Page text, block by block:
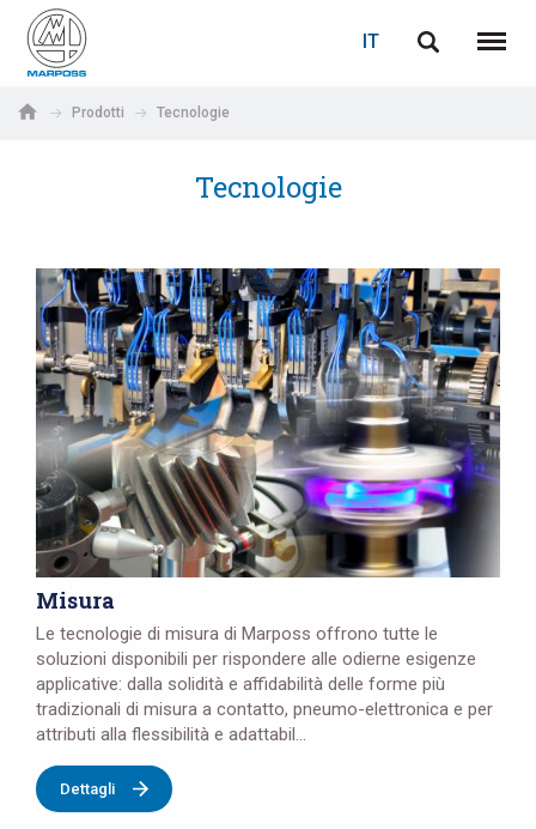
S.p.A.
IT
Menu
Prodotti Tecnologie
Tecnologie
Misura
Le tecnologie di misura di Marposs offrono tutte le
soluzioni disponibili per rispondere alle odierne esigenze
applicative: dalla solidità e affidabilità delle forme più
tradizionali di misura a contatto, pneumo-elettronica e per
attributi alla flessibilità e adattabil...
Dettagli
Deutsch
Español
日本語 (Japanese)
中文 (Chinese)
한국어 (Korean)
LOGIN
Se non sei ancora registrato, fallo ora: è gratis! Clicca qui!